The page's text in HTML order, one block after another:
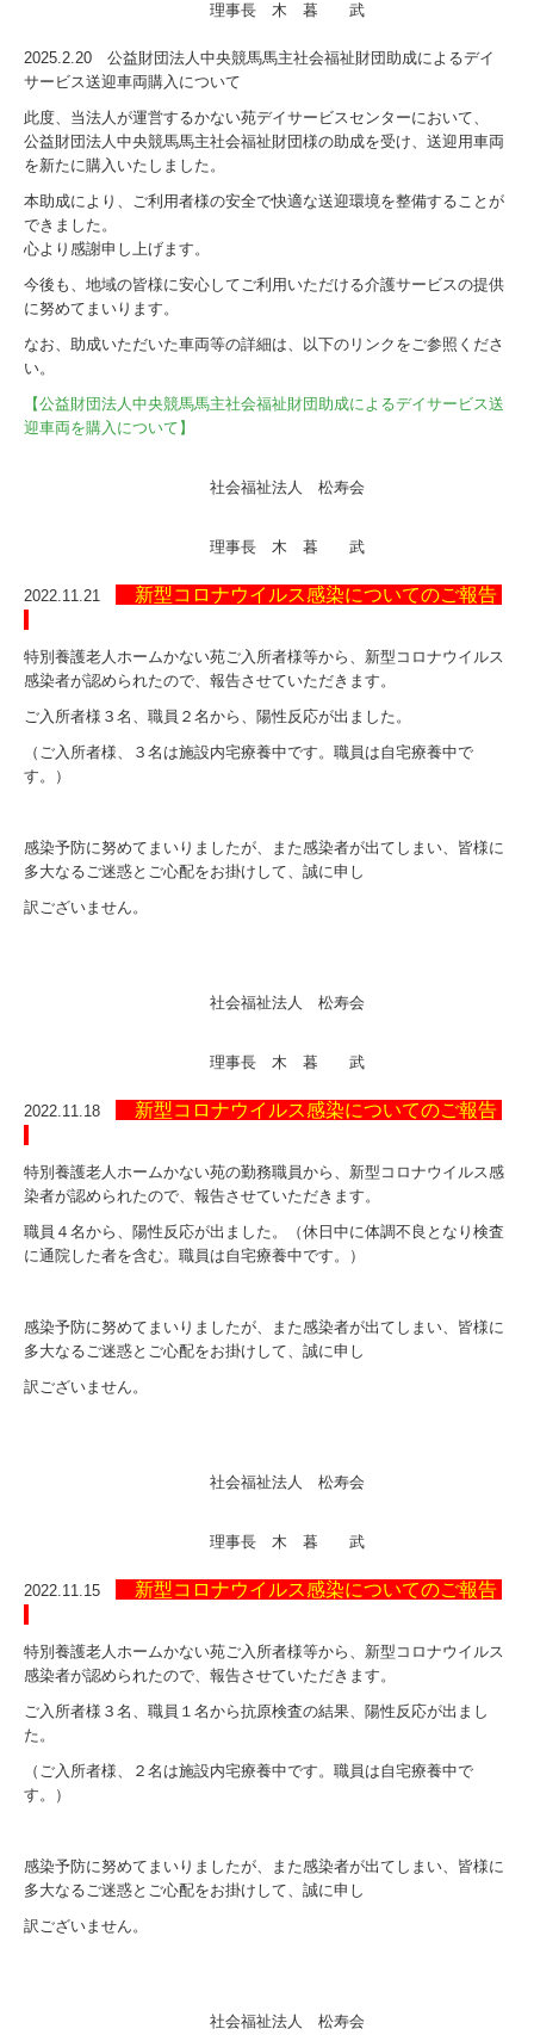
理事長 木 暮 武
2025.2.20 公益財団法人中央競馬馬主社会福祉財団助成によるデイ
サービス送迎車両購入について
此度、当法人が運営するかない苑デイサービスセンターにおいて、
公益財団法人中央競馬馬主社会福祉財団様の助成を受け、送迎用車両
を新たに購入いたしました。
本助成により、ご利用者様の安全で快適な送迎環境を整備することが
できました。
心より感謝申し上げます。
今後も、地域の皆様に安心してご利用いただける介護サービスの提供
に努めてまいります。
なお、助成いただいた車両等の詳細は、
以下のリンクをご参照くださ
い。
【公益財団法人中央競馬馬主社会福祉財団助成によるデイサービス送
迎車両を購入について】
社会福祉法人 松寿会
理事長 木 暮 武
2022.11.21 新型コロナウイルス感染についてのご報告
特別養護老人ホームかない苑ご入所者様等から、新型コロナウイルス
感染者が認められたので、報告させていただきます。
ご入所者様３名、職員２名から、陽性反応が出ました。
（ご入所者様、３名は施設内宅療養中です。職員は自宅療養中で
す。）
感染予防に努めてまいりましたが、また感染者が出てしまい、皆様に
多大なるご迷惑とご心配をお掛けして、誠に申し
訳ございません。
社会福祉法人 松寿会
理事長 木 暮 武
2022.11.18 新型コロナウイルス感染についてのご報告
特別養護老人ホームかない苑の勤務職員から、新型コロナウイルス感
染者が認められたので、報告させていただきます。
職員４名から、陽性反応が出ました。（休日中に体調不良となり検査
に通院した者を含む。職員は自宅療養中です。）
感染予防に努めてまいりましたが、また感染者が出てしまい、皆様に
多大なるご迷惑とご心配をお掛けして、誠に申し
訳ございません。
社会福祉法人 松寿会
理事長 木 暮 武
2022.11.15 新型コロナウイルス感染についてのご報告
特別養護老人ホームかない苑ご入所者様等から、新型コロナウイルス
感染者が認められたので、報告させていただきます。
ご入所者様３名、職員１名から抗原検査の結果、陽性反応が出まし
た。
（ご入所者様、２名は施設内宅療養中です。職員は自宅療養中で
す。）
感染予防に努めてまいりましたが、また感染者が出てしまい、皆様に
多大なるご迷惑とご心配をお掛けして、誠に申し
訳ございません。
社会福祉法人 松寿会